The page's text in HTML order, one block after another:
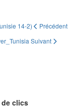
14-2)
Précédent
Suivant
de clics